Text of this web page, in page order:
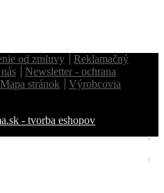
od zmluvy
Reklamačný
Newsletter - ochrana
Mapa stránok
Výrobcovia
- tvorba eshopov